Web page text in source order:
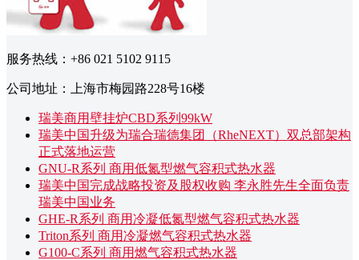
服务热线：+86 021 5102 9115
公司地址：上海市梅园路228号16楼
瑞美商用壁挂炉CBD系列99kW
瑞美中国升级为瑞合瑞德集团（RheNEXT）双总部架构
正式落地运营
GNU-R系列 商用低氮型燃气容积式热水器
瑞美中国完成战略投资及股权收购 李永胜先生全面负责
瑞美中国业务
GHE-R系列 商用冷凝低氮型燃气容积式热水器
Triton系列 商用冷凝燃气容积式热水器
G100-C系列 商用燃气容积式热水器